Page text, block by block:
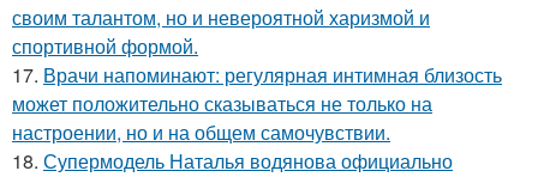
своим талантом, но и невероятной харизмой и
спортивной формой.
17. Врачи напоминают: регулярная интимная близость
может положительно сказываться не только на
настроении, но и на общем самочувствии.
18. Супермодель Наталья водянова официально